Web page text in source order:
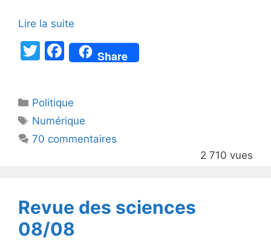
Lire la suite
T
er
F
a
e
b
o
Share
Catégories
Politique
Étiquettes
Numérique
70 commentaires
2 710 vues
Revue des sciences
08/08